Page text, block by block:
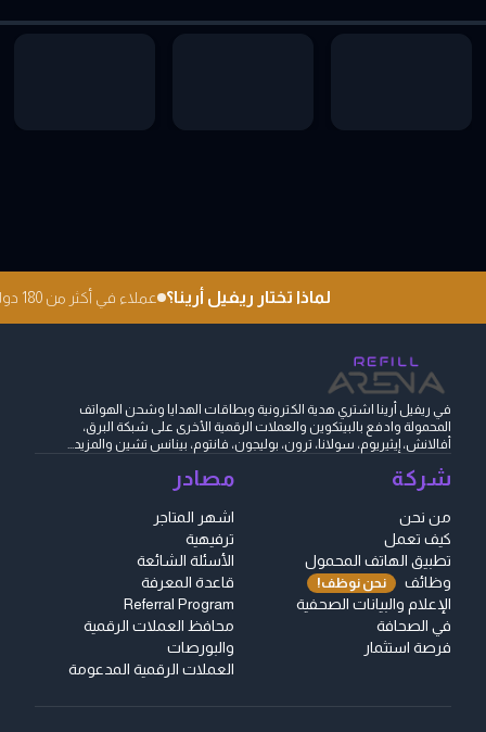
لماذا تختار ريفيل أرينا؟ عملاء في أكثر من 180 دولة
في ريفيل أرينا اشتري هدية الكترونية وبطاقات الهدايا وشحن الهواتف
المحمولة وادفع بالبيتكوين والعملات الرقمية الأخرى على شبكة البرق،
أفالانش، إيثيريوم، سولانا، ترون، بوليجون، فانتوم، بينانس تشين والمزيد...
شركة
من نحن
كيف تعمل
تطبيق الهاتف المحمول
وظائف
نحن نوظف!
الإعلام والبيانات الصحفية
في الصحافة
فرصة استثمار
مصادر
اشهر المتاجر
ترفيهية
الأسئلة الشائعة
قاعدة المعرفة
Referral Program
محافظ العملات الرقمية
والبورصات
العملات الرقمية المدعومة